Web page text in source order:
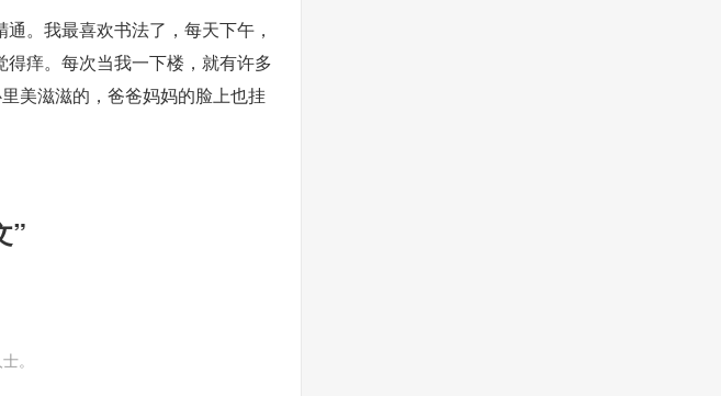
。我最喜欢书法了，每天下午，
痒。每次当我一下楼，就有许多
美滋滋的，爸爸妈妈的脸上也挂
”
。